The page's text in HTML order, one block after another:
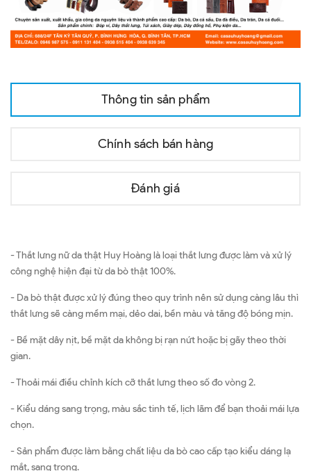
Thông tin sản phẩm
Chính sách bán hàng
Đánh giá
- Thắt lưng nữ da thật Huy Hoàng là loại thắt lưng được làm và xử lý
công nghệ hiện đại từ da bò thật 100%.
- Da bò thật được xử lý đúng theo quy trình nên sử dụng càng lâu thì
thắt lưng sẽ càng mềm mại, dẻo dai, bền màu và tăng độ bóng mịn.
- Bề mặt dây nịt, bề mặt da không bị rạn nứt hoặc bị gãy theo thời
gian.
- Thoải mái điều chỉnh kích cỡ thắt lưng theo số đo vòng 2.
- Kiểu dáng sang trọng, màu sắc tinh tế, lịch lãm để bạn thoải mái lựa
chọn.
- Sản phẩm được làm bằng chất liệu da bò cao cấp tạo kiểu dáng lạ
mắt, sang trọng.